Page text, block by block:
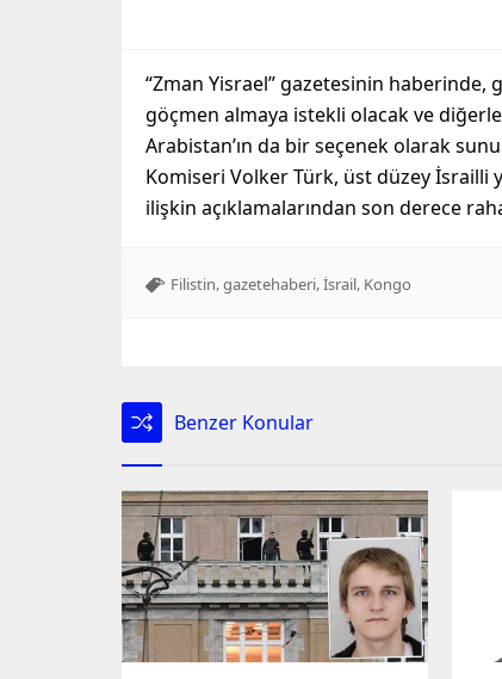
“Zman Yisrael” gazetesinin haberinde,
göçmen almaya istekli olacak ve
Arabistan’ın da bir seçenek olarak
Komiseri Volker Türk, üst düzey İsrailli
ilişkin açıklamalarından son derece
Filistin,gazetehaberi,İsrail, Kongo
Benzer Konular